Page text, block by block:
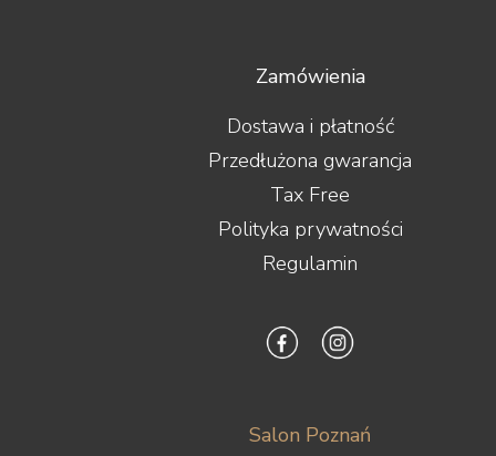
Zamówienia
Dostawa i płatność
Przedłużona gwarancja
Tax Free
Polityka prywatności
Regulamin
Salon Poznań